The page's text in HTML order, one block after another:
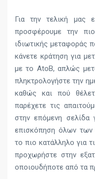
Για την τελική μας
προσφέρουμε την
ιδιωτικής μεταφοράς
κάνετε κράτηση για
με το AtoB, απλώς
πληκτρολογήστε την
καθώς και πού
παρέχετε τις
στην επόμενη σελίδα
επισκόπηση όλων των
το πιο κατάλληλο για
προχωρήστε στην
οποιουδήποτε από τα